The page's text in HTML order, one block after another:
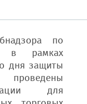
по
в рамках
дня защиты
для